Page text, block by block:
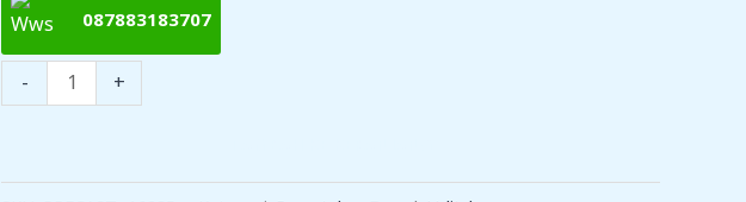
087883183707
-
Kuantitas
Harga
+